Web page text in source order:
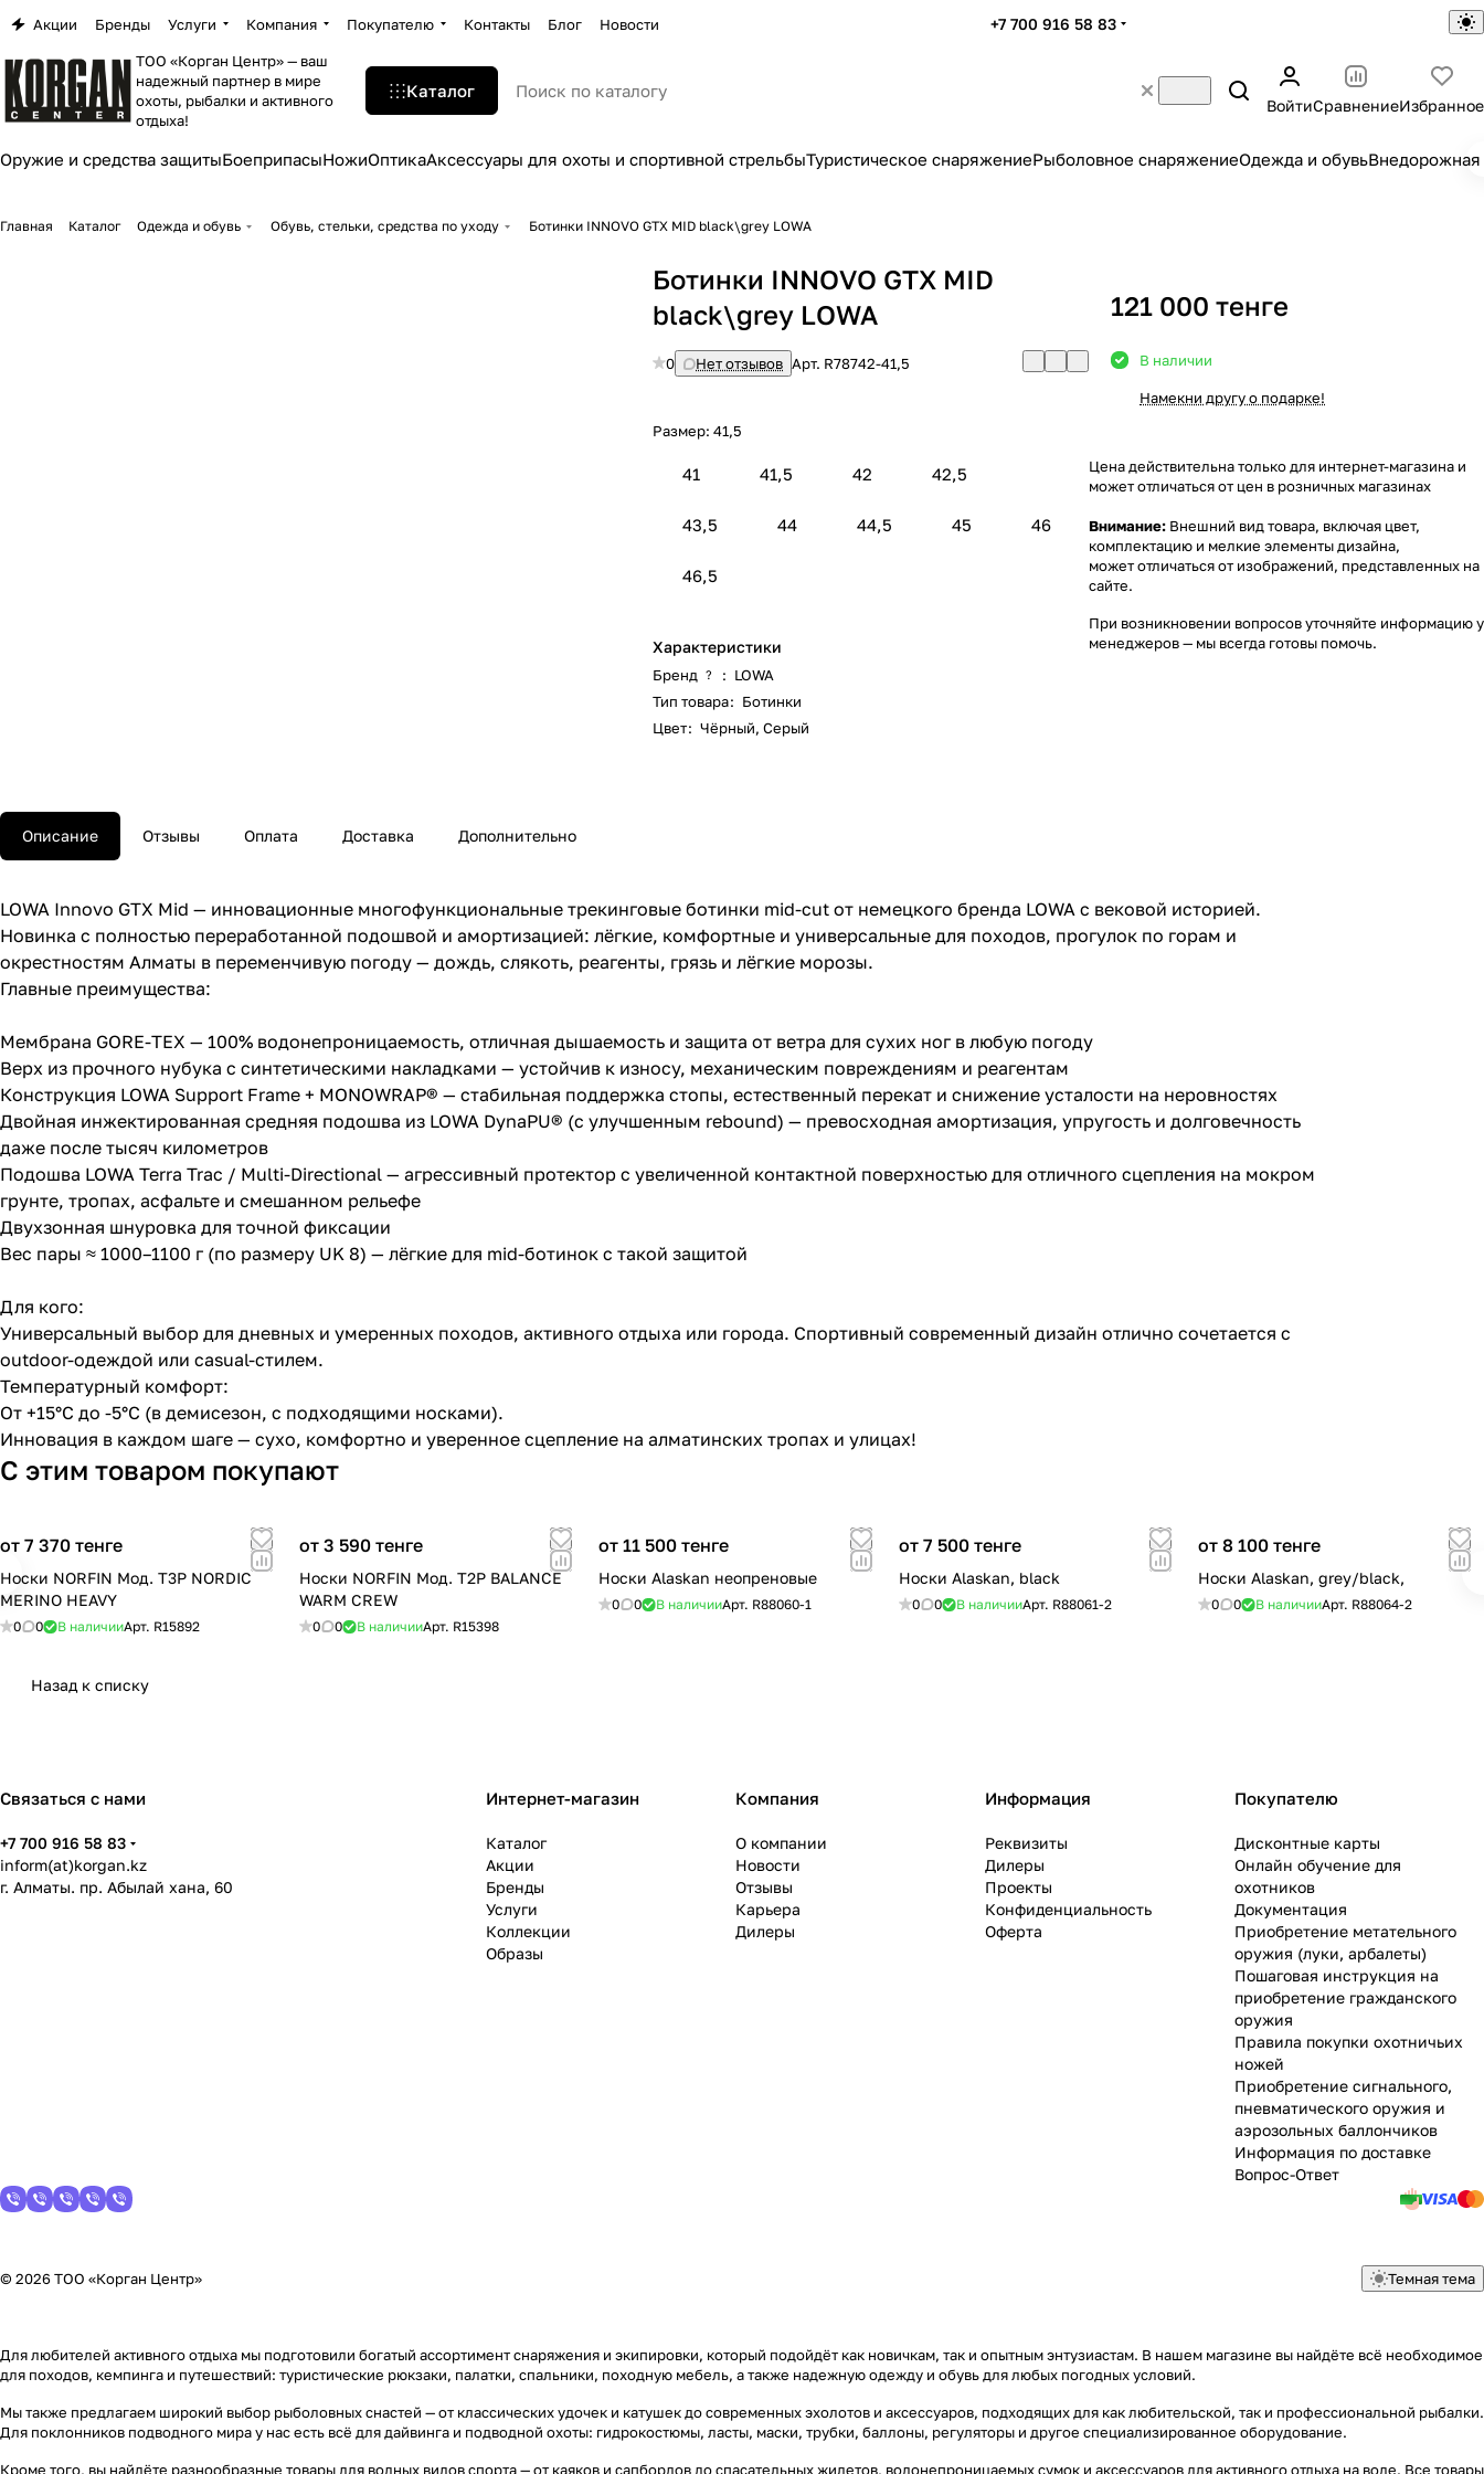
Акции Бренды Услуги Компания Покупателю Контакты Блог Новости +7 700 916 58 83
ТОО «Корган Центр» — ваш
надежный партнер в мире
охоты, рыбалки и активного
отдыха!
Каталог
ВойтиСравнениеИзбранное
Оружие и средства защитыБоеприпасыНожиОптикаАксессуары для охоты и спортивной стрельбыТуристическое снаряжениеРыболовное снаряжениеОдежда и обувьВнедорожная
Главная Каталог Одежда и обувь Обувь, стельки, средства по уходу Ботинки INNOVO GTX MID black\grey LOWA
Ботинки INNOVO GTX MID
black\grey LOWA
0 Нет отзывов Арт. R78742-41,5
Размер:41,5
41 41,5 42 42,5
43,5 44 44,5 45 46
46,5
Характеристики
Бренд ? : LOWA
Тип товара: Ботинки
Цвет: Чёрный,Серый
121 000 тенге
В наличии
Намекни другу о подарке!
Цена действительна только для интернет-магазина и
может отличаться от цен в розничных магазинах
Внимание: Внешний вид товара, включая цвет,
комплектацию и мелкие элементы дизайна,
может отличаться от изображений, представленных на
сайте.
При возникновении вопросов уточняйте информацию у
менеджеров— мы всегда готовы помочь.
Описание Отзывы Оплата Доставка Дополнительно
LOWA Innovo GTX Mid — инновационные многофункциональные трекинговые ботинки mid-cut от немецкого бренда LOWA с вековой историей.
Новинка с полностью переработанной подошвой и амортизацией: лёгкие, комфортные и универсальные для походов, прогулок по горам и
окрестностям Алматы в переменчивую погоду — дождь, слякоть, реагенты, грязь и лёгкие морозы.
Главные преимущества:
Мембрана GORE-TEX — 100% водонепроницаемость, отличная дышаемость и защита от ветра для сухих ног в любую погоду
Верх из прочного нубука с синтетическими накладками — устойчив к износу, механическим повреждениям и реагентам
Конструкция LOWA Support Frame + MONOWRAP® — стабильная поддержка стопы, естественный перекат и снижение усталости на неровностях
Двойная инжектированная средняя подошва из LOWA DynaPU® (с улучшенным rebound) — превосходная амортизация, упругость и долговечность
даже после тысяч километров
Подошва LOWA Terra Trac / Multi-Directional — агрессивный протектор с увеличенной контактной поверхностью для отличного сцепления на мокром
грунте, тропах, асфальте и смешанном рельефе
Двухзонная шнуровка для точной фиксации
Вес пары ≈ 1000–1100 г (по размеру UK 8) — лёгкие для mid-ботинок с такой защитой
Для кого:
Универсальный выбор для дневных и умеренных походов, активного отдыха или города. Спортивный современный дизайн отлично сочетается с
outdoor-одеждой или casual-стилем.
Температурный комфорт:
От +15°C до -5°C (в демисезон, с подходящими носками).
Инновация в каждом шаге — сухо, комфортно и уверенное сцепление на алматинских тропах и улицах!
С этим товаром покупают
от 7 370 тенге
Носки NORFIN Мод. T3P NORDIC
MERINO HEAVY
0 0 В наличииАрт. R15892
от 3 590 тенге
Носки NORFIN Мод. T2P BALANCE
WARM CREW
0 0 В наличииАрт. R15398
от 11 500 тенге
Носки Alaskan неопреновые
0 0 В наличииАрт. R88060-1
от 7 500 тенге
Носки Alaskan, black
0 0 В наличииАрт. R88061-2
от 8 100 тенге
Носки Alaskan, grey/black,
0 0 В наличииАрт. R88064-2
Назад к списку
Связаться с нами
+7 700 916 58 83
inform(at)korgan.kz
г. Алматы. пр. Абылай хана, 60
Интернет-магазин
Каталог
Акции
Бренды
Услуги
Коллекции
Образы
Компания
О компании
Новости
Отзывы
Карьера
Дилеры
Информация
Реквизиты
Дилеры
Проекты
Конфиденциальность
Оферта
Покупателю
Дисконтные карты
Онлайн обучение для
охотников
Документация
Приобретение метательного
оружия (луки, арбалеты)
Пошаговая инструкция на
приобретение гражданского
оружия
Правила покупки охотничьих
ножей
Приобретение сигнального,
пневматического оружия и
аэрозольных баллончиков
Информация по доставке
Вопрос-Ответ
© 2026 ТОО «Корган Центр» Темная тема
Для любителей активного отдыха мы подготовили богатый ассортимент снаряжения и экипировки, который подойдёт как новичкам, так и опытным энтузиастам. В нашем магазине вы найдёте всё необходимое
для походов, кемпинга и путешествий: туристические рюкзаки, палатки, спальники, походную мебель, а также надежную одежду и обувь для любых погодных условий.
Мы также предлагаем широкий выбор рыболовных снастей — от классических удочек и катушек до современных эхолотов и аксессуаров, подходящих для как любительской, так и профессиональной рыбалки.
Для поклонников подводного мира у нас есть всё для дайвинга и подводной охоты: гидрокостюмы, ласты, маски, трубки, баллоны, регуляторы и другое специализированное оборудование.
Кроме того, вы найдёте разнообразные товары для водных видов спорта — от каяков и сапбордов до спасательных жилетов, водонепроницаемых сумок и аксессуаров для активного отдыха на воде. Все товары